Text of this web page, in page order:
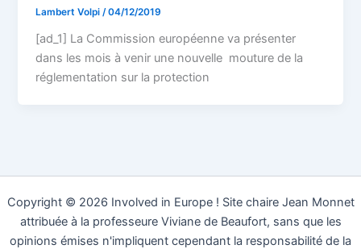
Lambert Volpi/04/12/2019
[ad_1] La Commission européenne va présenter
dans les mois à venir une nouvelle mouture de la
réglementation sur la protection
Copyright © 2026 Involved in Europe ! Site chaire Jean Monnet
attribuée à la professeure Viviane de Beaufort, sans que les
opinions émises n'impliquent cependant la responsabilité de la